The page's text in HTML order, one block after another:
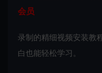
会员
录制的精细视频安装教
白也能轻松学习。